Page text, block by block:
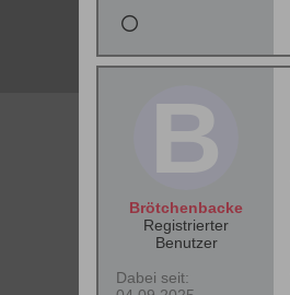
Brötchenbacke
Registrierter
Benutzer
Dabei seit: